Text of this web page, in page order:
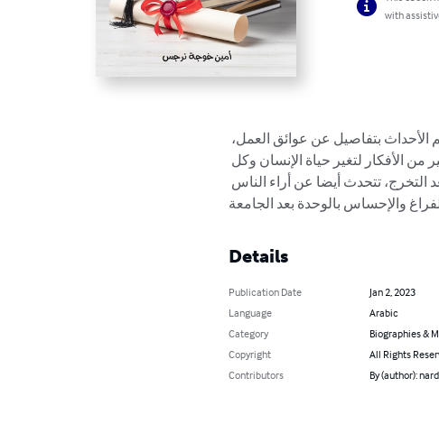
with
الأحداث بتفاصيل عن عوائق العمل،
من الأفكار لتغير حياة الإنسان وكل
التخرج، تتحدث أيضا عن أراء الناس
Details
Publication Date
Jan 2, 2023
Language
Arabic
Category
Biographies &
Copyright
All Rights
Contributors
By (author):